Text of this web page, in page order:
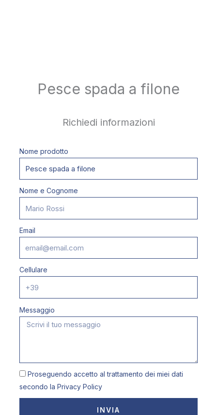
Pesce spada a filone
Richiedi informazioni
Nome prodotto
Nome e Cognome
Email
Cellulare
Messaggio
Proseguendo accetto al trattamento dei miei dati
secondo la Privacy Policy
INVIA